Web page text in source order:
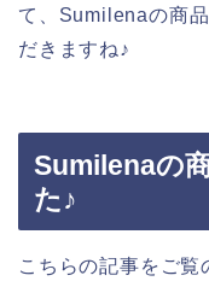
て、Sumilenaの商
だきますね♪
Sumilenaの
た♪
こちらの記事をご